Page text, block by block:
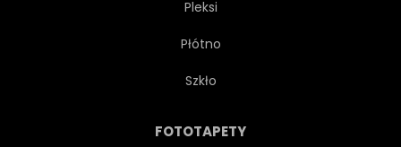
Pleksi
Płótno
Szkło
FOTOTAPETY